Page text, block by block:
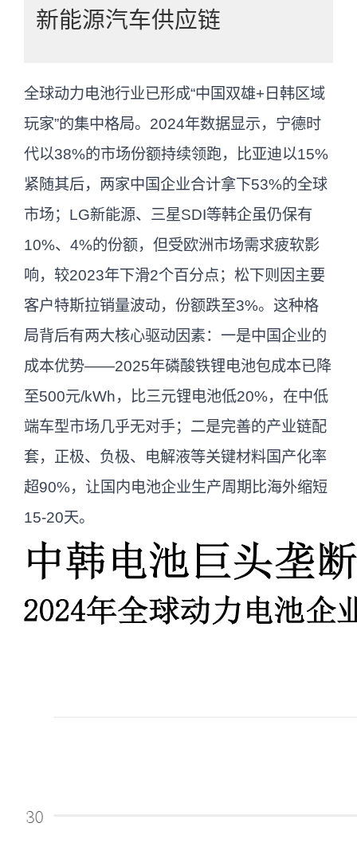
新能源汽车供应链
业链（正极材料、负极材料、电解液、隔
膜等）、电驱动系统、智能网联系统、整
车制造及充电基础设施等。近年来，中国
在全球新能源汽车供应链中占据核心地
位，尤其在动力电池领域，宁德时代、比
亚迪等企业全球市场份额超过50%。供应
链正从单一国家生产向全球化布局转变，
本地化生产成为降低成本和规避贸易壁垒
的重要策略。
全球动力电池行业已形成“中国双雄+日韩区域
玩家”的集中格局。2024年数据显示，宁德时
代以38%的市场份额持续领跑，比亚迪以15%
紧随其后，两家中国企业合计拿下53%的全球
市场；LG新能源、三星SDI等韩企虽仍保有
10%、4%的份额，但受欧洲市场需求疲软影
响，较2023年下滑2个百分点；松下则因主要
客户特斯拉销量波动，份额跌至3%。这种格
局背后有两大核心驱动因素：一是中国企业的
成本优势——2025年磷酸铁锂电池包成本已降
至500元/kWh，比三元锂电池低20%，在中低
端车型市场几乎无对手；二是完善的产业链配
套，正极、负极、电解液等关键材料国产化率
超90%，让国内电池企业生产周期比海外缩短
15-20天。